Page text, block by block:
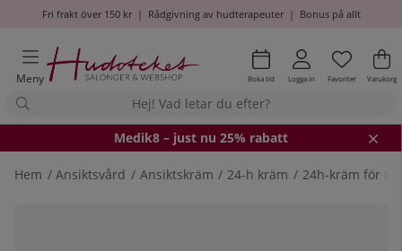
Fri frakt över 150 kr| Rådgivning av hudterapeuter| Bonus på allt
Meny Boka tid Logga in Antal i
.
Favoriter .
Varukorg
Medik8 – just nu 25% rabatt
Hem Ansiktsvård Ansiktskräm 24-h kräm 24h-kräm för